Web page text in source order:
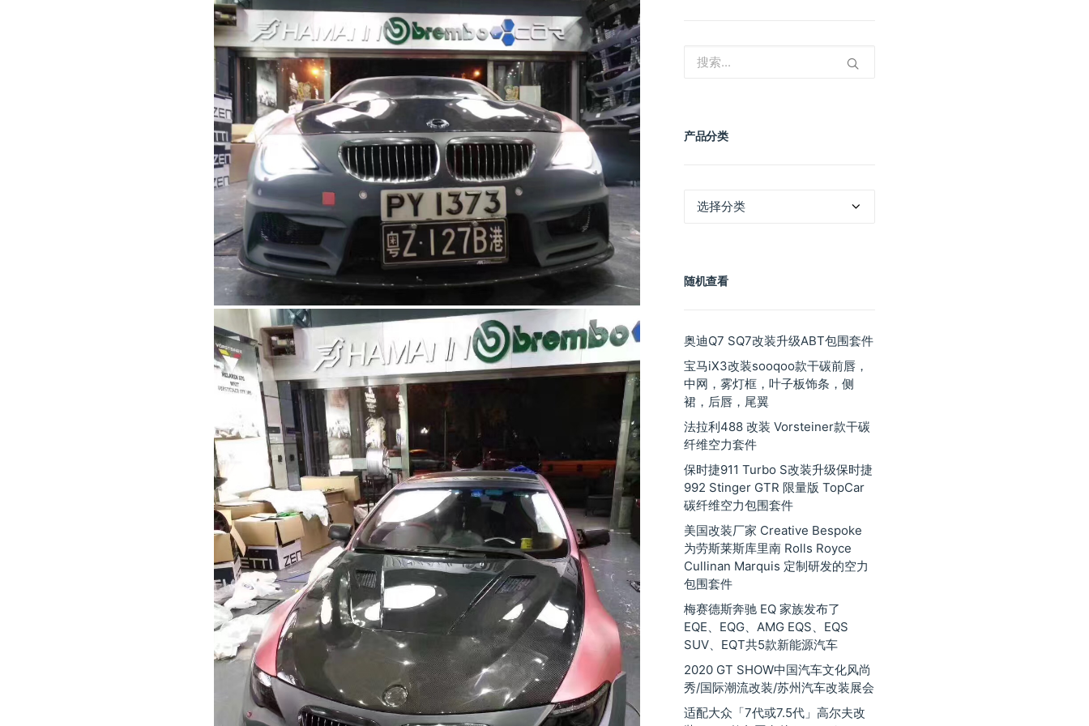
产品分类
随机查看
奥迪Q7 SQ7改装升级ABT包围套件
宝马iX3改装sooqoo款干碳前唇，
中网，雾灯框，叶子板饰条，侧
裙，后唇，尾翼
法拉利488 改装 Vorsteiner款干碳
纤维空力套件
保时捷911 Turbo S改装升级保时捷
992 Stinger GTR 限量版 TopCar
碳纤维空力包围套件
美国改装厂家 Creative Bespoke
为劳斯莱斯库里南 Rolls Royce
Cullinan Marquis 定制研发的空力
包围套件
梅赛德斯奔驰 EQ 家族发布了
EQE、EQG、AMG EQS、EQS
SUV、EQT共5款新能源汽车
2020 GT SHOW中国汽车文化风尚
秀/国际潮流改装/苏州汽车改装展会
适配大众「7代或7.5代」高尔夫改